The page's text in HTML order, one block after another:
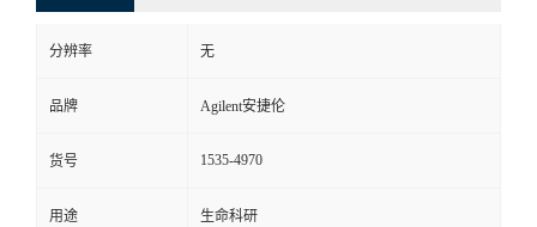
分辨率 无
品牌 Agilent安捷伦
货号 1535-4970
用途 生命科研